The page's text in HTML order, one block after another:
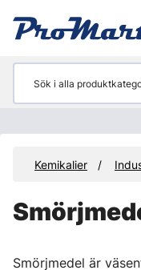
Kemikalier
Smörjmedel är